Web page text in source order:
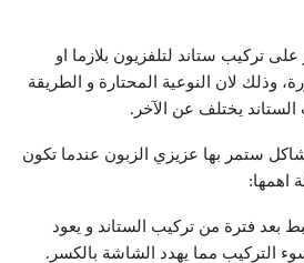
تركيب ستاند لتلفزيون بلازما او
وذلك لان النوعية المحتارة و الطريقة
يختلف عن الآخر.
ستمر بها عزيزي الزبون عندما تكون
اهمها:
بعد فترة من تركيب الستاند و يعود
التركيب مما يهدد الشاشة بالكسر.